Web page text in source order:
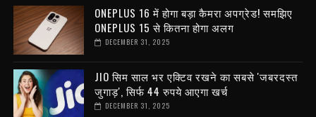
ONEPLUS 16 में होगा बड़ा कैमरा अपग्रेड! समझिए
ONEPLUS 15 से कितना होगा अलग
DECEMBER 31, 2025
JIO सिम साल भर एक्टिव रखने का सबसे 'जबरदस्त
जुगाड़', सिर्फ 44 रुपये आएगा खर्च
DECEMBER 31, 2025